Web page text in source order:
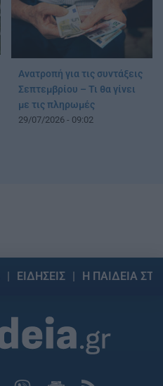
Ανατροπή για τις συντάξεις
Σεπτεμβρίου – Τι θα γίνει
με τις πληρωμές
29/07/2026 - 09:02
ΕΙΔΗΣΕΙΣ Η ΠΑΙΔΕΙΑ